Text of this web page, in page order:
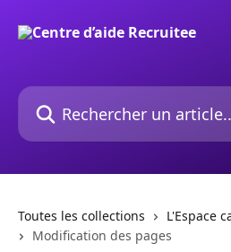
Rechercher un article...
Toutes les collections
L'Espace
Modification des pages